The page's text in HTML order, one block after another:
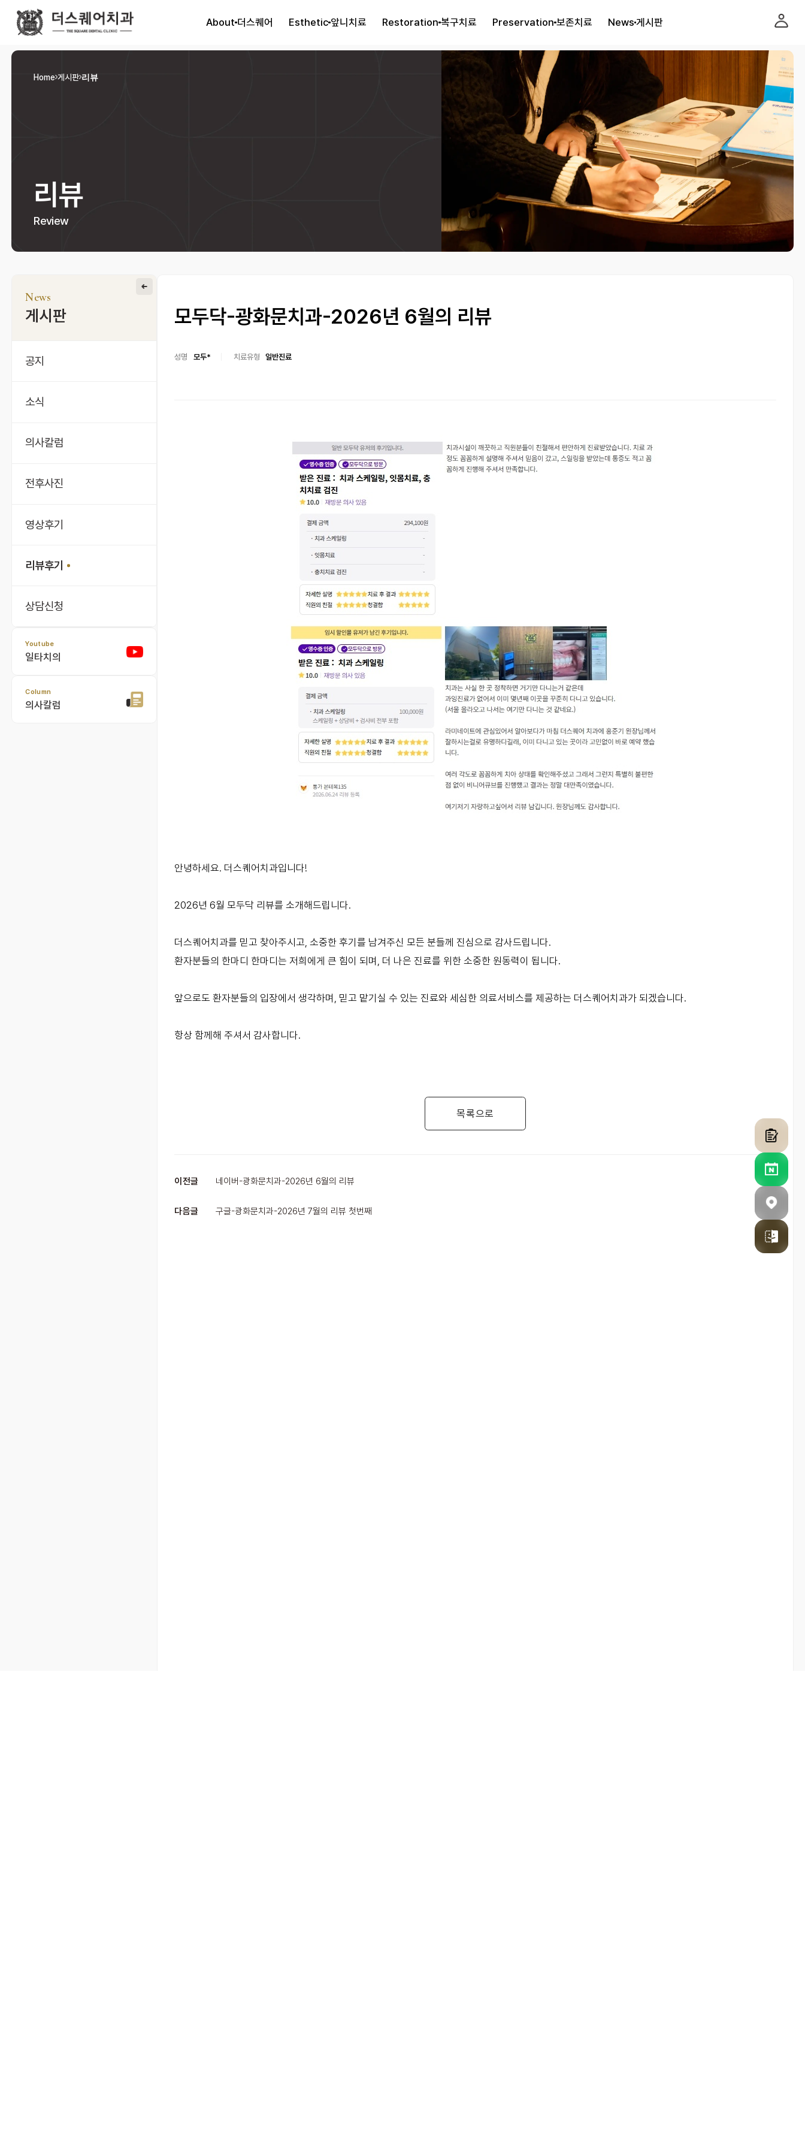
About더스퀘어 Esthetic앞니치료 Restoration 복구치료 Preservation 보존치료 News 게시판
Home 게시판 리뷰
리뷰
Review
News
게시판
공지
소식
의사칼럼
전후사진
영상후기
리뷰후기
상담신청
Youtube
일타치의
Column
의사칼럼
모두닥-광화문치과-2026년 6월의 리뷰
성명 모두* 치료유형 일반진료
안녕하세요. 더스퀘어치과입니다!
2026년 6월 모두닥 리뷰를 소개해드립니다.
더스퀘어치과를 믿고 찾아주시고, 소중한 후기를 남겨주신 모든 분들께 진심으로 감사드립니다.
환자분들의 한마디 한마디는 저희에게 큰 힘이 되며, 더 나은 진료를 위한 소중한 원동력이 됩니다.
앞으로도 환자분들의 입장에서 생각하며, 믿고 맡기실 수 있는 진료와 세심한 의료서비스를 제공하는 더스퀘어치과가 되겠습니다.
항상 함께해 주셔서 감사합니다.
목록으로
이전글 네이버-광화문치과-2026년 6월의 리뷰
다음글 구글-광화문치과-2026년 7월의 리뷰 첫번째